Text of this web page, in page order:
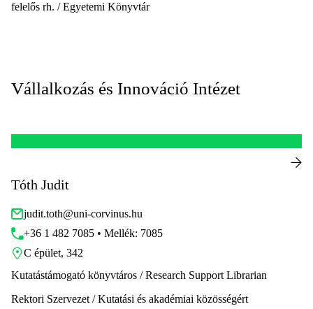
felelős rh. / Egyetemi Könyvtár
Vállalkozás és Innováció Intézet
Tóth Judit
judit.toth@uni-corvinus.hu
+36 1 482 7085 • Mellék: 7085
C épület, 342
Kutatástámogató könyvtáros / Research Support Librarian
Rektori Szervezet / Kutatási és akadémiai közösségért